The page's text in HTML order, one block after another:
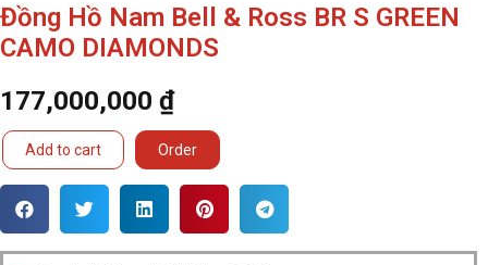
Đồng Hồ Nam Bell & Ross BR S GREEN
CAMO DIAMONDS
177,000,000 ₫
Đồng
Nam
Add to cart Order